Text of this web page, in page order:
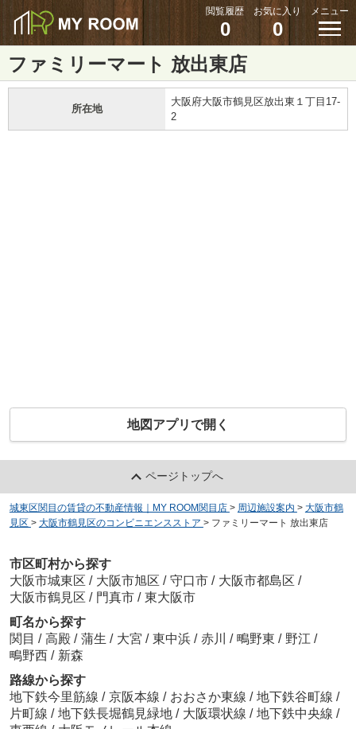
閲覧履歴
0
お気に入り
0
メニュー
ファミリーマート 放出東店
所在地
大阪府大阪市鶴見区放出東１丁目17-
2
地図アプリで開く
ページトップへ
城東区関目の賃貸の不動産情報｜MY ROOM関目店 > 周辺施設案内 > 大阪市鶴
見区 > 大阪市鶴見区のコンビニエンスストア > ファミリーマート 放出東店
市区町村から探す
大阪市城東区 / 大阪市旭区 / 守口市 / 大阪市都島区 /
大阪市鶴見区 / 門真市 / 東大阪市
町名から探す
関目 / 高殿 / 蒲生 / 大宮 / 東中浜 / 赤川 / 鴫野東 / 野江 /
鴫野西 / 新森
路線から探す
地下鉄今里筋線 / 京阪本線 / おおさか東線 / 地下鉄谷町線 /
片町線 / 地下鉄長堀鶴見緑地 / 大阪環状線 / 地下鉄中央線 /